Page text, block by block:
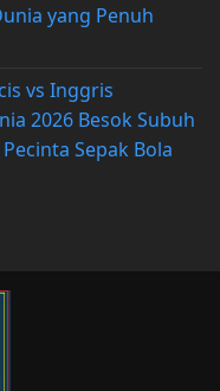
yang Penuh
vs Inggris
2026 Besok Subuh
Sepak Bola